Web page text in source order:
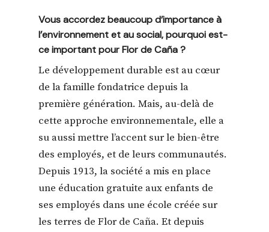
Vous accordez beaucoup d’importance à
l’environnement et au social, pourquoi est-
ce important pour Flor de Caña ?
Le développement durable est au cœur
de la famille fondatrice depuis la
première génération. Mais, au-delà de
cette approche environnementale, elle a
su aussi mettre l’accent sur le bien-être
des employés, et de leurs communautés.
Depuis 1913, la société a mis en place
une éducation gratuite aux enfants de
ses employés dans une école créée sur
les terres de Flor de Caña. Et depuis